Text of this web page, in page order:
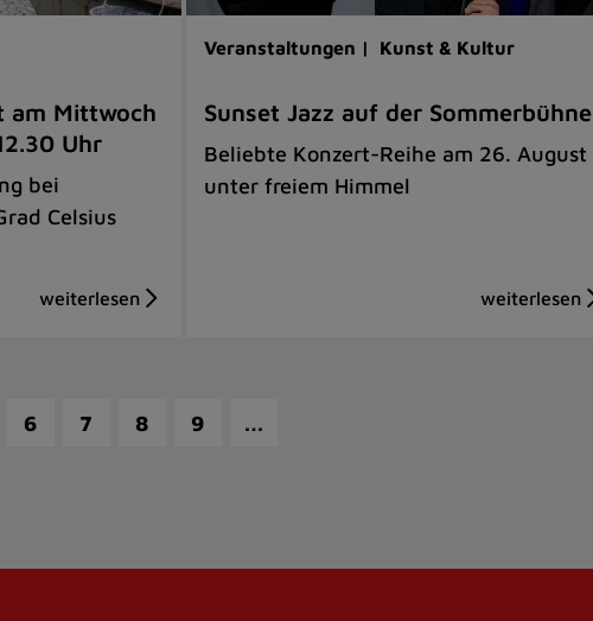
am Mittwoch
Uhr
bei
Celsius
Veranstaltungen | Kunst & Kultur
Sunset Jazz auf der Sommerbühne
Beliebte Konzert-Reihe am 26. August
unter freiem Himmel
6 7 8 9 …